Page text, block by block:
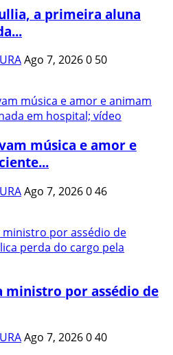
a primeira aluna
Ago 7, 20260 50
música e amor e
Ago 7, 2026046
ministro por assédio de
Ago 7, 2026040